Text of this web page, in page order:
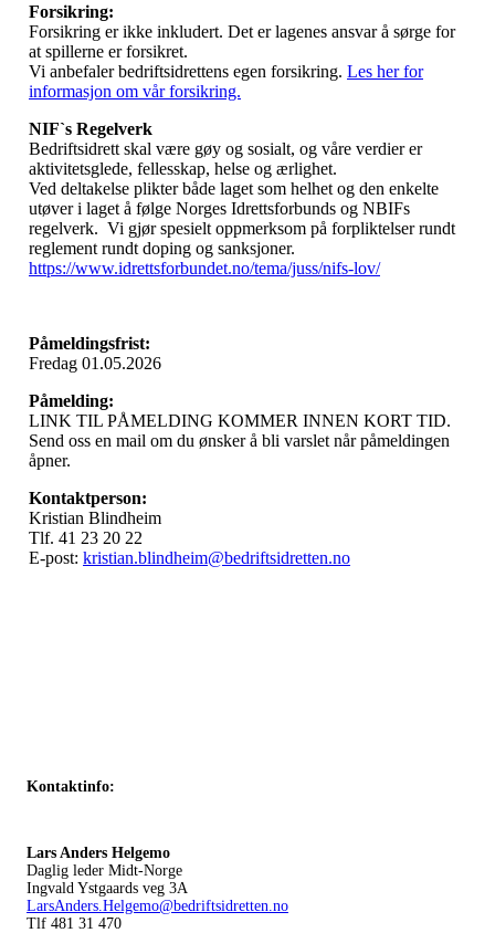
Forsikring:
Forsikring er ikke inkludert. Det er lagenes ansvar å sørge for
at spillerne er forsikret.
Vi anbefaler bedriftsidrettens egen forsikring. Les her for
informasjon om vår forsikring.
NIF`s Regelverk
Bedriftsidrett skal være gøy og sosialt, og våre verdier er
aktivitetsglede, fellesskap, helse og ærlighet.
Ved deltakelse plikter både laget som helhet og den enkelte
utøver i laget å følge Norges Idrettsforbunds og NBIFs
regelverk. Vi gjør spesielt oppmerksom på forpliktelser rundt
reglement rundt doping og sanksjoner.
https://www.idrettsforbundet.no/tema/juss/nifs-lov/
Påmeldingsfrist:
Fredag 01.05.2026
Påmelding:
LINK TIL PÅMELDING KOMMER INNEN KORT TID.
Send oss en mail om du ønsker å bli varslet når påmeldingen
åpner.
Kontaktperson:
Kristian Blindheim
Tlf. 41 23 20 22
E-post: kristian.blindheim@bedriftsidretten.no
Kontaktinfo:
Lars Anders Helgemo
Daglig leder Midt-Norge
Ingvald Ystgaards veg 3A
LarsAnders.Helgemo@bedriftsidretten.no
Tlf 481 31 470